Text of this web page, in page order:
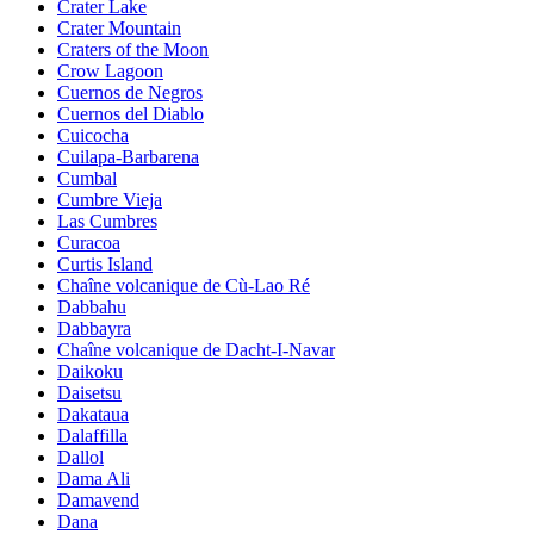
Crater Lake
Crater Mountain
Craters of the Moon
Crow Lagoon
Cuernos de Negros
Cuernos del Diablo
Cuicocha
Cuilapa-Barbarena
Cumbal
Cumbre Vieja
Las Cumbres
Curacoa
Curtis Island
Chaîne volcanique de Cù-Lao Ré
Dabbahu
Dabbayra
Chaîne volcanique de Dacht-I-Navar
Daikoku
Daisetsu
Dakataua
Dalaffilla
Dallol
Dama Ali
Damavend
Dana